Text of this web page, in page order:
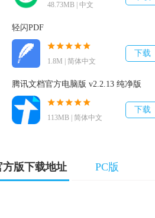
入。
作状态，减少通知疲劳。
48.73MB | 中文
轻闪PDF
1.8M | 简体中文
下载
腾讯文档官方电脑版 v2.2.13 纯净版
113MB | 简体中文
下载
方版下载地址 PC版